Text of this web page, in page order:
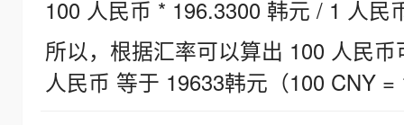
100 人民币 * 196.3300 韩元 / 1 人民
所以，根据汇率可以算出 100 人民
人民币 等于 19633韩元（100 CNY =